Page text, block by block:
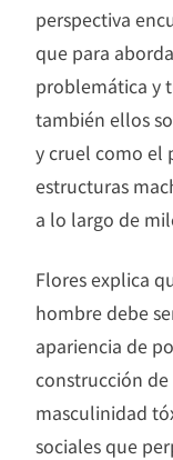
perspectiva
que para
problemática y
también ellos
y cruel como el
estructuras
a lo largo de
Flores explica
hombre debe
apariencia de
construcción de
masculinidad
sociales que